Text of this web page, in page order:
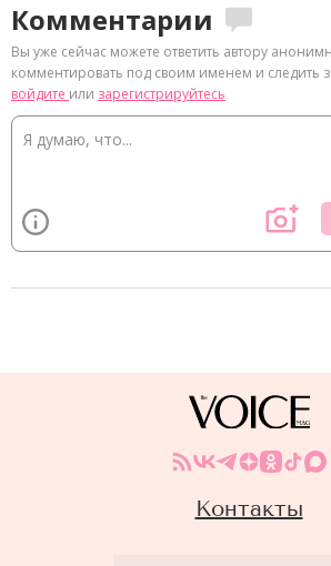
Комментарии
Вы уже сейчас можете ответить автору
комментировать под своим именем и следить
войдите или зарегистрируйтесь
Контакты